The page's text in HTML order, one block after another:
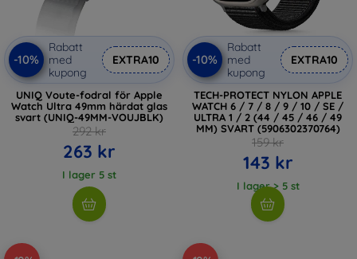
-10%
Rabatt
med
kupong
EXTRA10
UNIQ Voute-fodral för Apple
Watch Ultra 49mm härdat glas
svart (UNIQ-49MM-VOUJBLK)
292 kr
263 kr
I lager 5 st
-10%
Rabatt
med
kupong
EXTRA10
TECH-PROTECT NYLON APPLE
WATCH 6 / 7 / 8 / 9 / 10 / SE /
ULTRA 1 / 2 (44 / 45 / 46 / 49
MM) SVART (5906302370764)
159 kr
143 kr
I lager > 5 st